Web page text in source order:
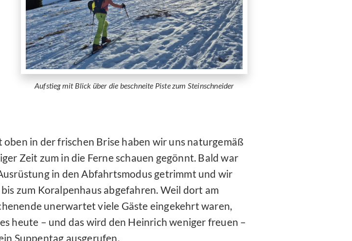
Aufstieg mit Blick über die beschneite Piste zum Steinschneider
oben in der frischen Brise haben wir uns naturgemäß
Zeit zum in die Ferne schauen gegönnt. Bald war
in den Abfahrtsmodus getrimmt und wir
zum Koralpenhaus abgefahren. Weil dort am
unerwartet viele Gäste eingekehrt waren,
heute – und das wird den Heinrich weniger freuen –
Suppentag ausgerufen.